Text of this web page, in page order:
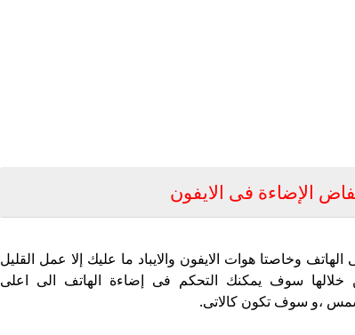
الإضاءة فى الايفون
وخاصتا هوات الايفون والايباد ما عليك إلا عمل القليل
سوف يمكنك التحكم فى إضاءة الهاتف الى اعلى
،و سوف تكون كالاتى.